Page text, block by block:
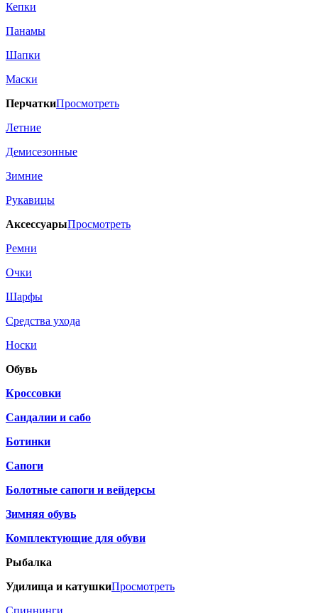
Кепки
Панамы
Шапки
Маски
ПерчаткиПросмотреть
Летние
Демисезонные
Зимние
Рукавицы
АксессуарыПросмотреть
Ремни
Очки
Шарфы
Средства ухода
Носки
Обувь
Кроссовки
Сандалии и сабо
Ботинки
Сапоги
Болотные сапоги и вейдерсы
Зимняя обувь
Комплектующие для обуви
Рыбалка
Удилища и катушкиПросмотреть
Спиннинги